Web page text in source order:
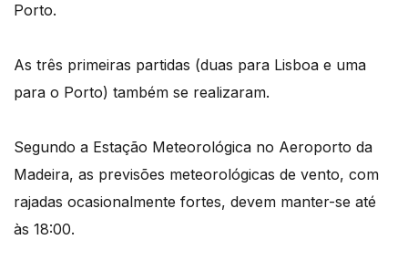
Porto.
As três primeiras partidas (duas para Lisboa e uma
para o Porto) também se realizaram.
Segundo a Estação Meteorológica no Aeroporto da
Madeira, as previsões meteorológicas de vento, com
rajadas ocasionalmente fortes, devem manter-se até
às 18:00.